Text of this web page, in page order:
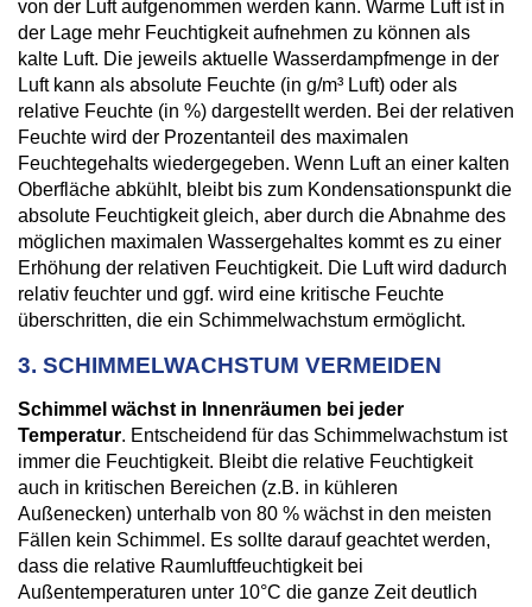
von der Luft aufgenommen werden kann. Warme Luft ist in
der Lage mehr Feuchtigkeit aufnehmen zu können als
kalte Luft. Die jeweils aktuelle Wasserdampfmenge in der
Luft kann als absolute Feuchte (in g/m³ Luft) oder als
relative Feuchte (in %) dargestellt werden. Bei der relativen
Feuchte wird der Prozentanteil des maximalen
Feuchtegehalts wiedergegeben. Wenn Luft an einer kalten
Oberfläche abkühlt, bleibt bis zum Kondensationspunkt die
absolute Feuchtigkeit gleich, aber durch die Abnahme des
möglichen maximalen Wassergehaltes kommt es zu einer
Erhöhung der relativen Feuchtigkeit. Die Luft wird dadurch
relativ feuchter und ggf. wird eine kritische Feuchte
überschritten, die ein Schimmelwachstum ermöglicht.
3. SCHIMMELWACHSTUM VERMEIDEN
Schimmel wächst in Innenräumen bei jeder
Temperatur. Entscheidend für das Schimmelwachstum ist
immer die Feuchtigkeit. Bleibt die relative Feuchtigkeit
auch in kritischen Bereichen (z.B. in kühleren
Außenecken) unterhalb von 80 % wächst in den meisten
Fällen kein Schimmel. Es sollte darauf geachtet werden,
dass die relative Raumluftfeuchtigkeit bei
Außentemperaturen unter 10°C die ganze Zeit deutlich